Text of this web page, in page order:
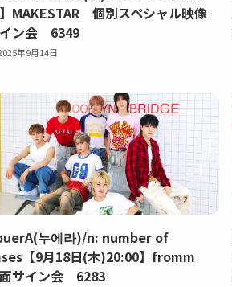
MAKESTAR 個別スペシャル映像
ン会 6349
年9月14日
누에라)/n: number of
【9月18日(木)20:00】fromm
サイン会 6283